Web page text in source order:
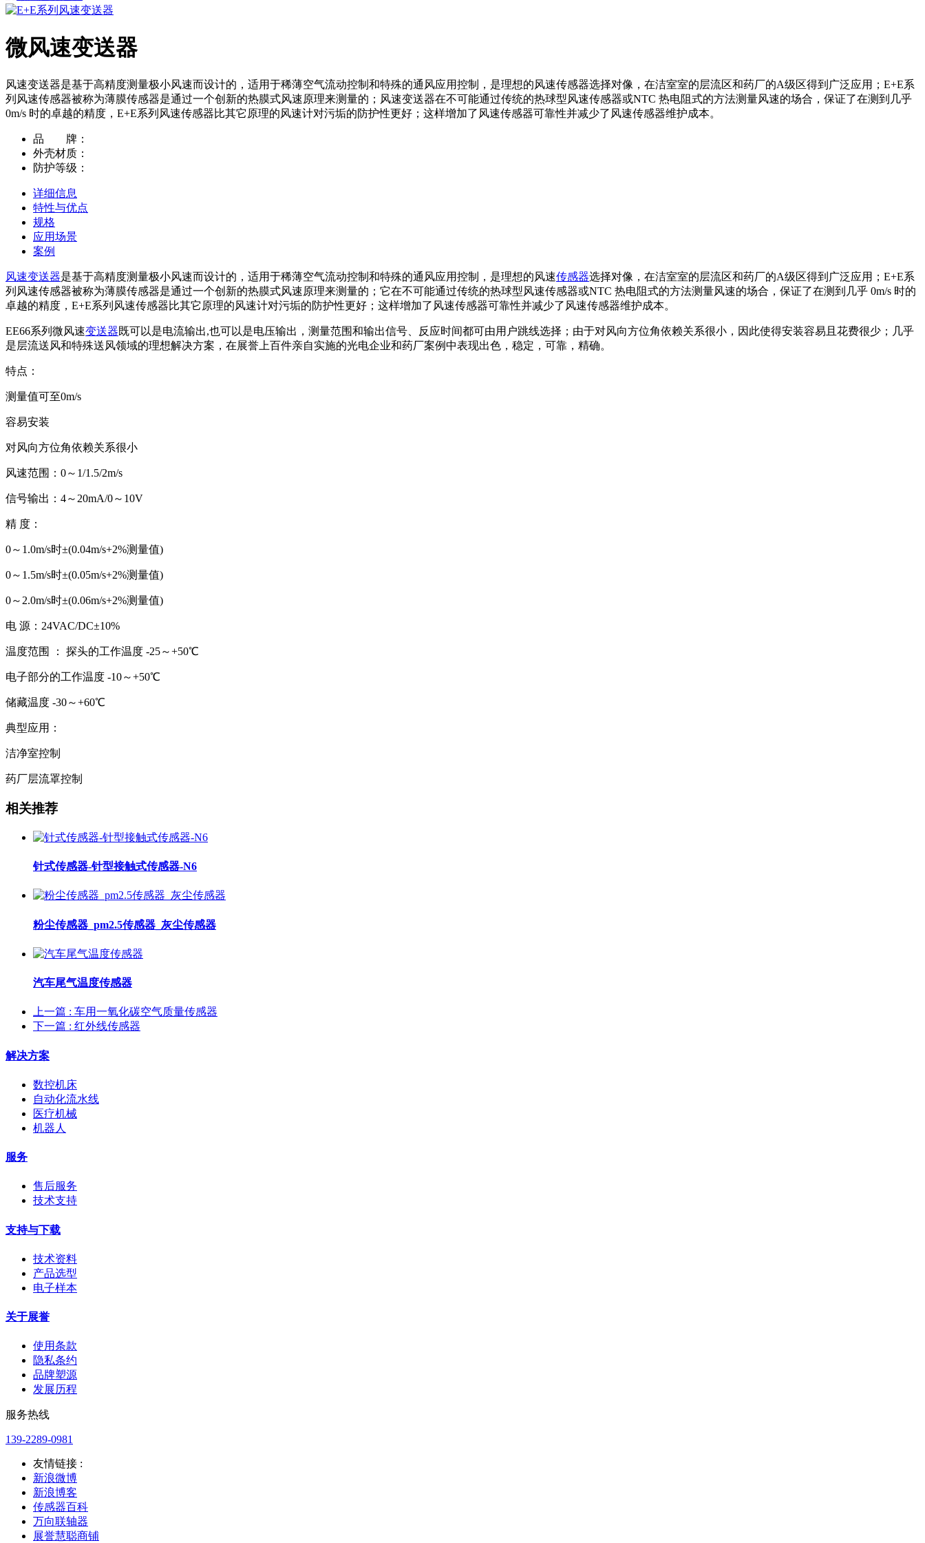
微风速变送器
风速变送器是基于高精度测量极小风速而设计的，适用于稀薄空气流动控制和特殊的通风应用控制，是理想的风速传感器选择对像，在洁室室的层流区和药厂的A级区得到广泛应用；E+E系
列风速传感器被称为薄膜传感器是通过一个创新的热膜式风速原理来测量的；风速变送器在不可能通过传统的热球型风速传感器或NTC 热电阻式的方法测量风速的场合，保证了在测到几乎
0m/s 时的卓越的精度，E+E系列风速传感器比其它原理的风速计对污垢的防护性更好；这样增加了风速传感器可靠性并减少了风速传感器维护成本。
品 牌：
外壳材质：
防护等级：
详细信息
特性与优点
规格
应用场景
案例
风速变送器是基于高精度测量极小风速而设计的，适用于稀薄空气流动控制和特殊的通风应用控制，是理想的风速传感器选择对像，在洁室室的层流区和药厂的A级区得到广泛应用；E+E系
列风速传感器被称为薄膜传感器是通过一个创新的热膜式风速原理来测量的；它在不可能通过传统的热球型风速传感器或NTC 热电阻式的方法测量风速的场合，保证了在测到几乎 0m/s 时的
卓越的精度，E+E系列风速传感器比其它原理的风速计对污垢的防护性更好；这样增加了风速传感器可靠性并减少了风速传感器维护成本。
EE66系列微风速变送器既可以是电流输出,也可以是电压输出，测量范围和输出信号、反应时间都可由用户跳线选择；由于对风向方位角依赖关系很小，因此使得安装容易且花费很少；几乎
是层流送风和特殊送风领域的理想解决方案，在展誉上百件亲自实施的光电企业和药厂案例中表现出色，稳定，可靠，精确。
特点：
测量值可至0m/s
容易安装
对风向方位角依赖关系很小
风速范围：0～1/1.5/2m/s
信号输出：4～20mA/0～10V
精 度：
0～1.0m/s时±(0.04m/s+2%测量值)
0～1.5m/s时±(0.05m/s+2%测量值)
0～2.0m/s时±(0.06m/s+2%测量值)
电 源：24VAC/DC±10%
温度范围 ： 探头的工作温度 -25～+50℃
电子部分的工作温度 -10～+50℃
储藏温度 -30～+60℃
典型应用：
洁净室控制
药厂层流罩控制
相关推荐
针式传感器-针型接触式传感器-N6
粉尘传感器_pm2.5传感器_灰尘传感器
汽车尾气温度传感器
上一篇 : 车用一氧化碳空气质量传感器
下一篇 : 红外线传感器
解决方案
数控机床
自动化流水线
医疗机械
机器人
服务
售后服务
技术支持
支持与下载
技术资料
产品选型
电子样本
关于展誉
使用条款
隐私条约
品牌塑源
发展历程
服务热线
139-2289-0981
友情链接 :
新浪微博
新浪博客
传感器百科
万向联轴器
展誉慧聪商铺